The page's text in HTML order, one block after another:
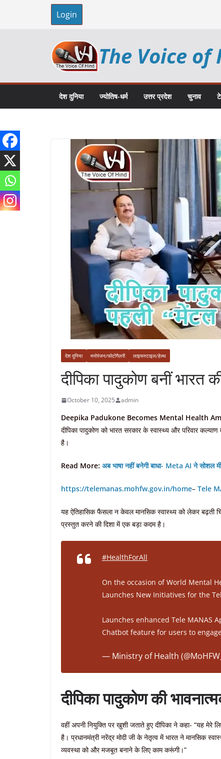
Login
The Voice of
देश दुनिया ज्योतिष-धर्म उत्तर प्रदेश चुनाव
देश दुनिया मनोरंजन/फोटोगैलरी लाइफस्टाइल/हेल्थ
दीपिका पादुकोण बनीं
October 10, 2025 admin
Deepika Padukone Becomes Mental Health
दीपिका पादुकोण को भारत सरकार के स्वास्थ्य और परिवार
है।
Read More: अब भाषा नहीं बनेगी बाधा- Meta AI ने सोशल
https://telemanas.mohfw.gov.in/home– Tele
यह ऐतिहासिक फैसला न केवल मानसिक स्वास्थ्य को लेकर बढ़ती
प्रस्तुत करने की दिशा में एक बड़ा कदम है।
#HealthForAll
On the occasion of World Mental
Launches New Initiatives for the
Launches enhanced Tele MANAS
Chatbot feature for users to
— Ministry of Health
दीपिका पादुकोण की
वहीं अपनी नियुक्ति पर खुशी जताते हुए दीपिका ने कहा- “यह मेरे
है। प्रधानमंत्री नरेंद्र मोदी जी के नेतृत्व में भारत ने मानसिक
व्यवस्था को और मजबूत बनाने के लिए काम करूंगी।”